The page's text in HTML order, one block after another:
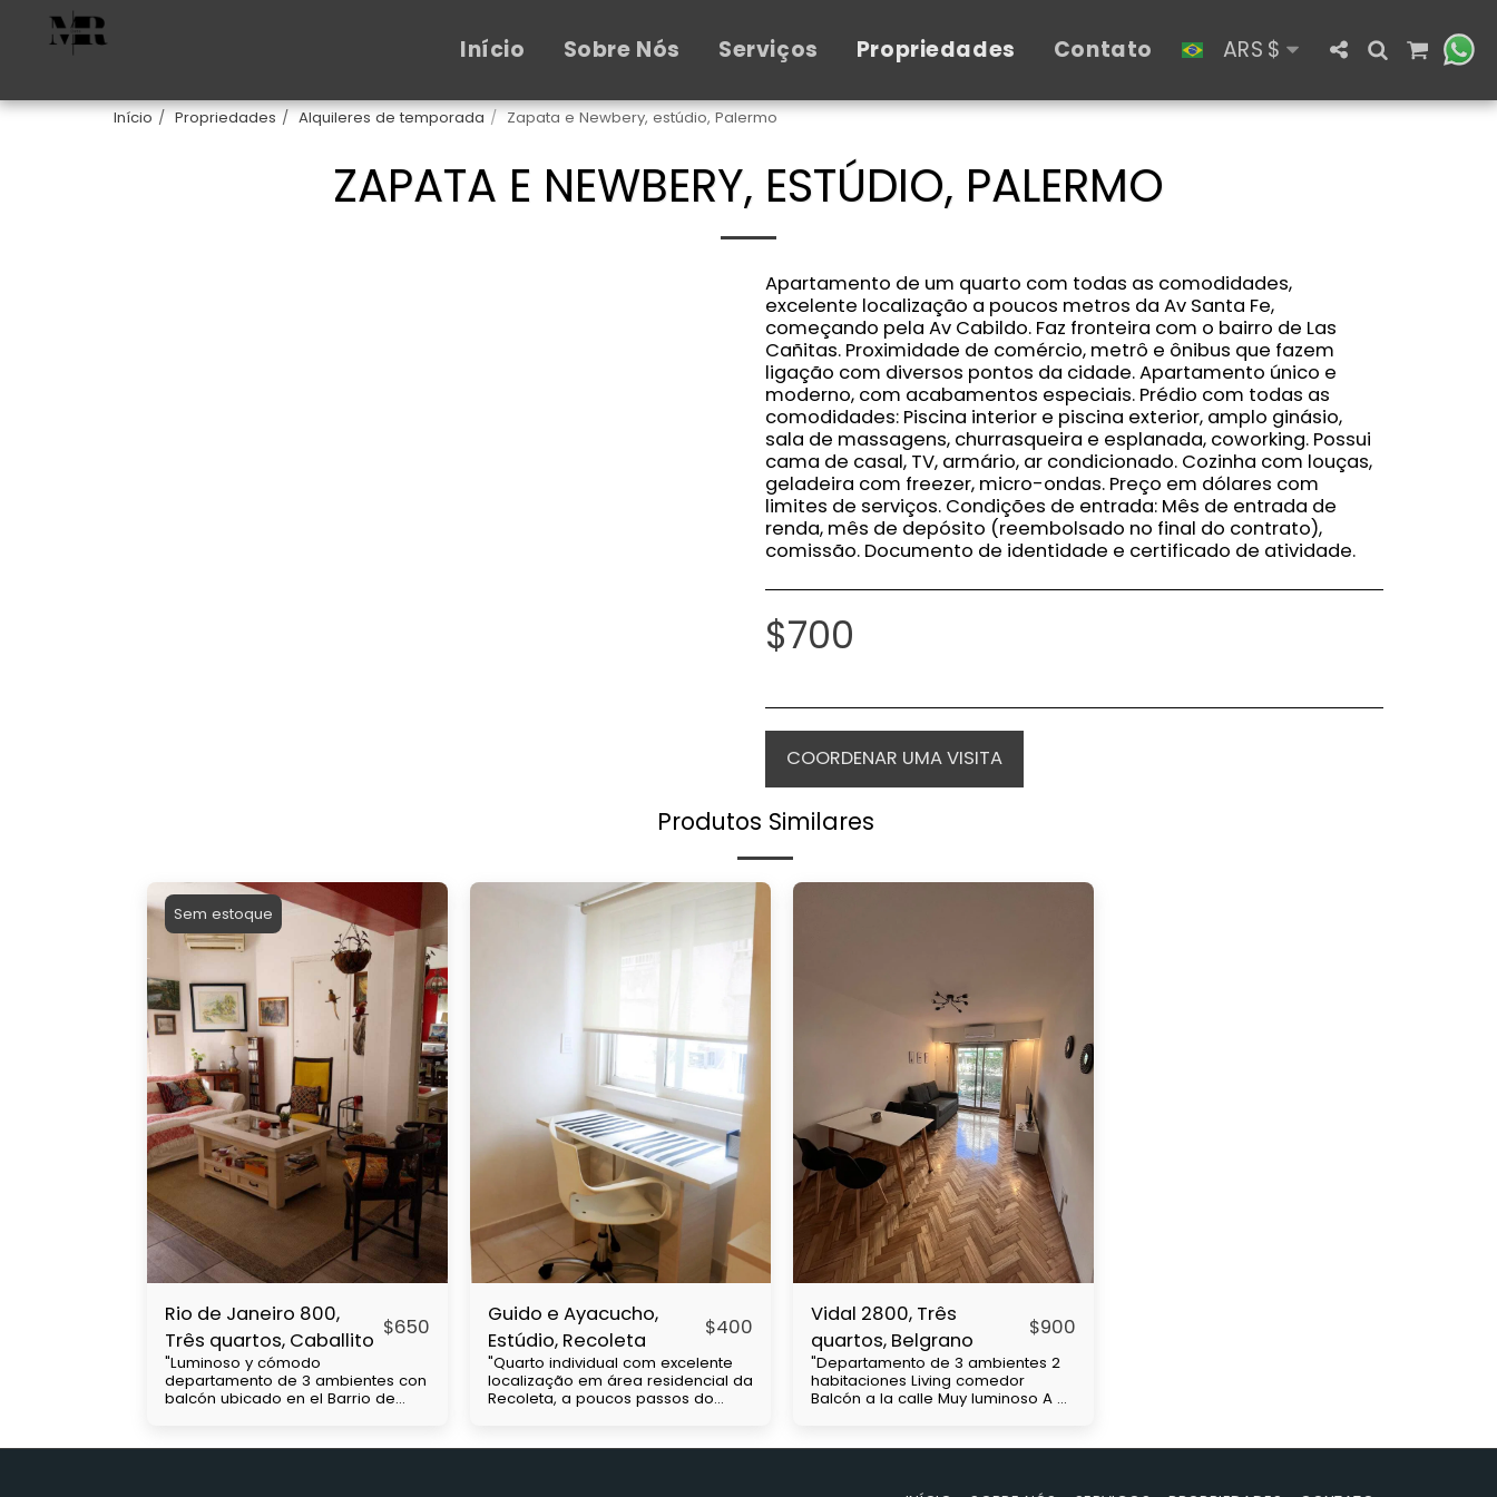
Início Sobre Nós Serviços Propriedades Contato ARS $
Início Propriedades Alquileres de temporada Zapata e Newbery, estúdio, Palermo
ZAPATA E NEWBERY, ESTÚDIO, PALERMO
Apartamento de um quarto com todas as comodidades,
excelente localização a poucos metros da Av Santa Fe,
começando pela Av Cabildo. Faz fronteira com o bairro de Las
Cañitas. Proximidade de comércio, metrô e ônibus que fazem
ligação com diversos pontos da cidade. Apartamento único e
moderno, com acabamentos especiais. Prédio com todas as
comodidades: Piscina interior e piscina exterior, amplo ginásio,
sala de massagens, churrasqueira e esplanada, coworking. Possui
cama de casal, TV, armário, ar condicionado. Cozinha com louças,
geladeira com freezer, micro-ondas. Preço em dólares com
limites de serviços. Condições de entrada: Mês de entrada de
renda, mês de depósito (reembolsado no final do contrato),
comissão. Documento de identidade e certificado de atividade.
$700
COORDENAR UMA VISITA
Produtos Similares
Sem estoque
Rio de Janeiro 800,
Três quartos, Caballito $650
"Luminoso y cómodo
departamento de 3 ambientes con
balcón ubicado en el Barrio de
Centenario a 1 cuadra y media,
Guido e Ayacucho,
Estúdio, Recoleta
$400
"Quarto individual com excelente
localização em área residencial da
Recoleta, a poucos passos do
Várias linhas de ônibus e próximo
Vidal 2800, Três
quartos, Belgrano
$900
"Departamento de 3 ambientes 2
habitaciones Living comedor
Balcón a la calle Muy luminoso A 4
transporte (subte línea D y